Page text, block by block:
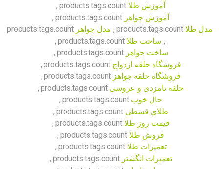
آموزش طلا products.tags.count
,
آموزش جواهر products.tags.count
,
مدل طلا products.tags.count
, مدل جواهر products.tags.count
, ساخت طلا products.tags.count
,
ساخت جواهر products.tags.count
,
فروشگاه حلقه ازدواج products.tags.count
,
فروشگاه حلقه جواهز products.tags.count
,
حلقه نامزدی و عروسی products.tags.count
,
حال خوب products.tags.count
,
طلای قسطی products.tags.count
,
قیمت روز طلا products.tags.count
,
فروش طلا products.tags.count
,
تعمیرات طلا products.tags.count
,
تعمیرات انگشتر products.tags.count
,